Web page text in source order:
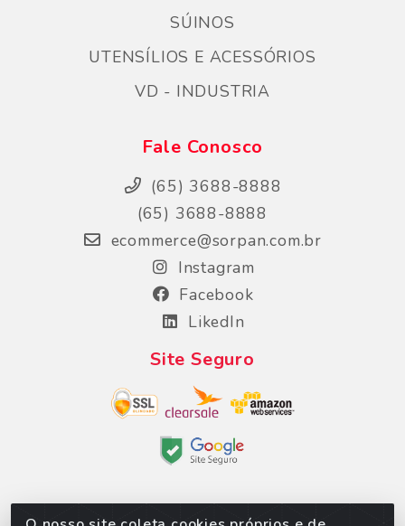
SÚINOS
UTENSÍLIOS E ACESSÓRIOS
VD - INDUSTRIA
Fale Conosco
(65) 3688-8888
(65) 3688-8888
ecommerce@sorpan.com.br
Instagram
Facebook
LikedIn
Site Seguro